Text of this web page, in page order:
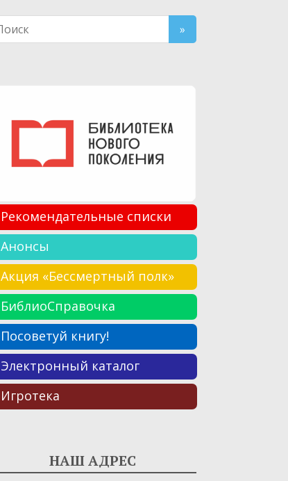
Рекомендательные списки
Анонсы
Акция «Бессмертный полк»
БиблиоСправочка
Посоветуй книгу!
Электронный каталог
Игротека
НАШ АДРЕС